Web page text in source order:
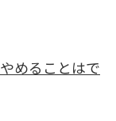
めることはで